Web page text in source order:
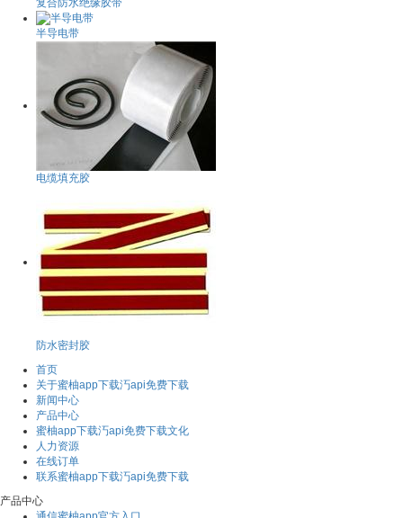
半导电带
电缆填充胶
防水密封胶
首页
关于蜜柚app下载汅api免费下载
新闻中心
产品中心
蜜柚app下载汅api免费下载文化
人力资源
在线订单
联系蜜柚app下载汅api免费下载
产品中心